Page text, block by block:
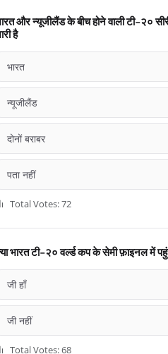
और न्यूजीलैंड के बीच होने वाली टी-२०
है
भारत
न्यूजीलैंड
दोनों बराबर
पता नहीं
Total Votes: 72
भारत टी-२० वर्ल्ड कप के सेमी फ़ाइनल में
जी हाँ
जी नहीं
Total Votes: 68